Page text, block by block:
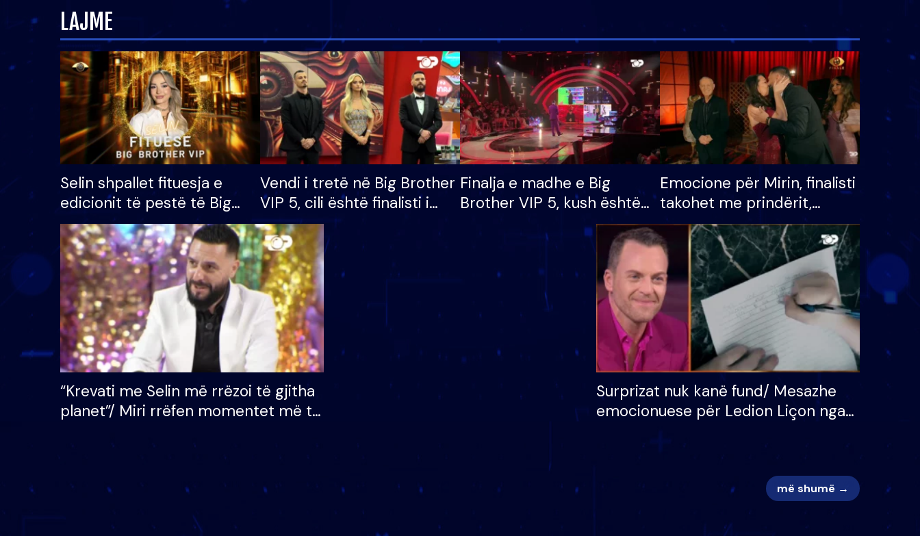
LAJME
Selin shpallet fituesja e
edicionit të pestë të Big
Brother VIP, rrëmben
çmimin e madh prej 100
mijë eurosh
Vendi i tretë në Big Brother
VIP 5, cili është finalisti i
radhës që lë shtëpinë
Finalja e madhe e Big
Brother VIP 5, kush është
banori i parë që lë shtëpinë
dhe humb mundësinë për
të fituar çmimin e madh
Emocione për Mirin, finalisti
takohet me prindërit,
vajzën dhe bashkëshorten:
S’kemi ndonjë letër divorci
apo jo?
“Krevati me Selin më rrëzoi të gjitha
planet”/ Miri rrëfen momentet më të
mungojë zilja e mëngjesit kur…
Surprizat nuk kanë fund/ Mesazhe
emocionuese për Ledion Liçon nga
më shumë →